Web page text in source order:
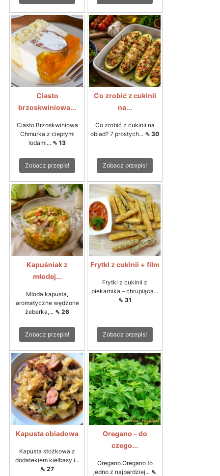
Ciasto
brzoskwiniowa...
Ciasto Brzoskwiniowa
Chmurka z ciepłymi
lodami... ⇖ 13
Zobacz przepis!
Co zrobić z cukinii
na...
Co zrobić z cukinii na
obiad? 7 prostych... ⇖ 30
Zobacz przepis!
Kapuśniak z
młodej...
Młoda kapusta,
aromatyczne wędzone
żeberka,... ⇖ 26
Zobacz przepis!
Frytki z cukinii + film
Frytki z cukinii z
piekarnika – chrupiąca...
⇖ 31
Zobacz przepis!
Kapusta obiadowa
Kapusta stożkowa z
dodatekiem kiełbasy i...
⇖ 27
Oregano – do
czego...
Oregano.Oregano to
jedno z najbardziej... ⇖